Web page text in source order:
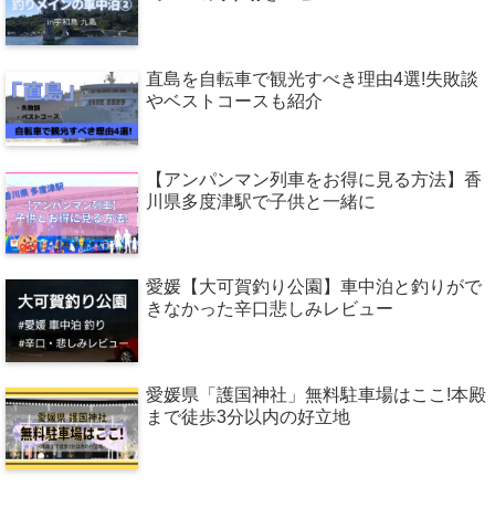
直島を自転車で観光すべき理由4選!失敗談
やベストコースも紹介
【アンパンマン列車をお得に見る方法】香
川県多度津駅で子供と一緒に
愛媛【大可賀釣り公園】車中泊と釣りがで
きなかった辛口悲しみレビュー
愛媛県「護国神社」無料駐車場はここ!本殿
まで徒歩3分以内の好立地